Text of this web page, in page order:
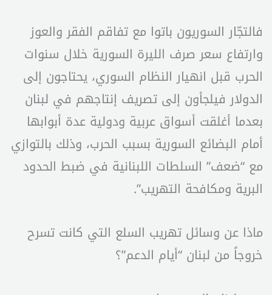
فالتجّار السوريون باتوا مع تفاقم الفقر والعوز
وارتفاع سعر صرف الليرة السورية خلال سنوات
الحرب قبل انهيار النظام السوري، يحتاجون إلى
الدولار فيلجأون إلى تصريف إنتاجهم في لبنان
بعدما أغلقت أسواق عربية ودولية عدة أبوابها
أمام البضائع السورية بسبب الحرب، وذلك بالتوازي
مع “ضعف” السلطات اللبنانية في ضبط الحدود
البرية ومكافحة التهريب”.
ماذا عن وسائل تهريب السلع التي كانت تسرح
خروجاً من لبنان “أيام الدعم”؟